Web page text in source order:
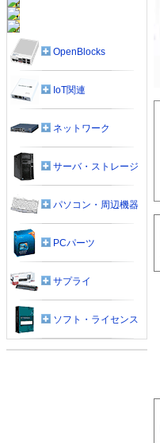
OpenBlocks
IoT関連
ネットワーク
サーバ・ストレージ
パソコン・周辺機器
PCパーツ
サプライ
ソフト・ライセンス